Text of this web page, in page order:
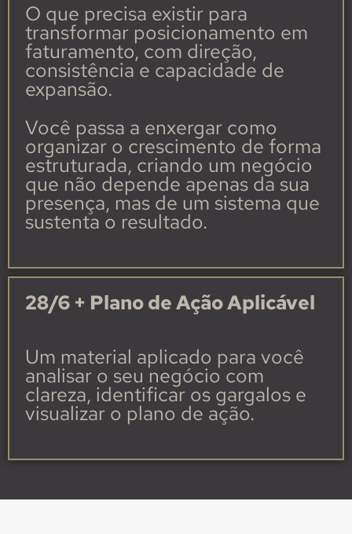
O que precisa existir para
transformar posicionamento em
faturamento, com direção,
consistência e capacidade de
expansão.
Você passa a enxergar como
organizar o crescimento de forma
estruturada, criando um negócio
que não depende apenas da sua
presença, mas de um sistema que
sustenta o resultado.
28/6 + Plano de Ação Aplicável
Um material aplicado para você
analisar o seu negócio com
clareza, identificar os gargalos e
visualizar o plano de ação.